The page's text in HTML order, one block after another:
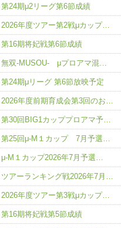
第24期μ2リーグ第6節成績
2026年度ツアー第2戦μカップ…
第16期将妃戦第6節成績
無双-MUSOU- μプロアマ混…
第24期μリーグ 第6節放映予定
2026年度前期育成会第3回のお…
第30回BIG1カッププロアマ予…
第25回μ-M１カップ 7月予選…
μ-M１カップ2026年7月予選…
ツアーランキング戦2026年7月…
2026年度ツアー第3戦μカップ…
第16期将妃戦第5節成績